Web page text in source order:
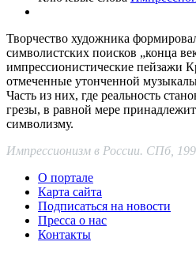
Творчество художника
символистских поисков „конца
импрессионистические пейзажи
отмеченные утонченной
Часть из них, где реальность
грезы, в равной мере
символизму.
Импрессионизм в России. СПб,
О портале
Карта сайта
Подписаться на новости
Пресса о нас
Контакты